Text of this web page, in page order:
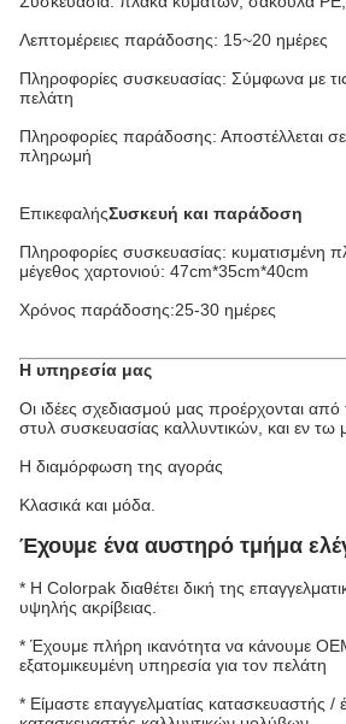
Λεπτομέρειες παράδοσης: 15~20 ημέρες
Πληροφορίες συσκευασίας: Σύμφωνα με
πελάτη
Πληροφορίες παράδοσης: Αποστέλλεται
πληρωμή
ΕπικεφαλήςΣυσκευή και παράδοση
Πληροφορίες συσκευασίας: κυματισμένη
μέγεθος χαρτονιού: 47cm*35cm*40cm
Χρόνος παράδοσης:25-30 ημέρες
Η υπηρεσία μας
Οι ιδέες σχεδιασμού μας προέρχονται από
στυλ συσκευασίας καλλυντικών, και εν τω
Η διαμόρφωση της αγοράς
Κλασικά και μόδα.
Έχουμε ένα αυστηρό τμήμα
* Η Colorpak διαθέτει δική της
υψηλής ακρίβειας.
* Έχουμε πλήρη ικανότητα να κάνουμε
εξατομικευμένη υπηρεσία για τον πελάτη
* Είμαστε επαγγελματίας κατασκευαστής /